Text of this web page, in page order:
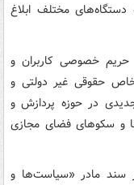
دستگاه‌های مختلف ابلاغ
خصوصی کاربران و
حقوقی غیر دولتی و
در حوزه پردازش و
و سکوهای فضای مجازی
سند مادر «سیاست‌ها و